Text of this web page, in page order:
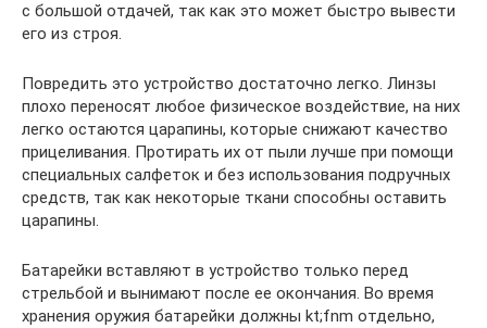
с большой отдачей, так как это может быстро вывести
его из строя.
Повредить это устройство достаточно легко. Линзы
плохо переносят любое физическое воздействие, на них
легко остаются царапины, которые снижают качество
прицеливания. Протирать их от пыли лучше при помощи
специальных салфеток и без использования подручных
средств, так как некоторые ткани способны оставить
царапины.
Батарейки вставляют в устройство только перед
стрельбой и вынимают после ее окончания. Во время
хранения оружия батарейки должны kt;fnm отдельно,